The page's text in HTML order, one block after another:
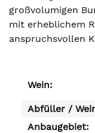
großvolumigen
mit erheblichem
anspruchsvollen
Wein:
Abfüller /
Anbaugebiet: